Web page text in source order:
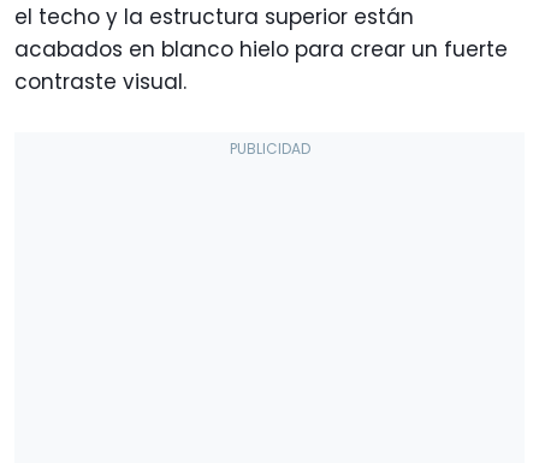
el techo y la estructura superior están
acabados en blanco hielo para crear un fuerte
contraste visual.